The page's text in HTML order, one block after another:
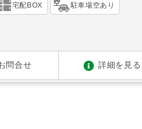
宅配BOX 駐車場空あり
問合せ 詳細を見る